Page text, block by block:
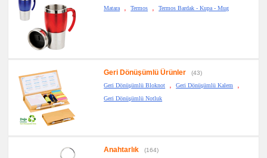
Matara
Termos Termos Bardak - Kupa - Mug
Geri Dönüşümlü Ürünler
(43)
Geri Dönüşümlü Bloknot
Geri Dönüşümlü Kalem
Geri Dönüşümlü Notluk
Anahtarlık
(164)